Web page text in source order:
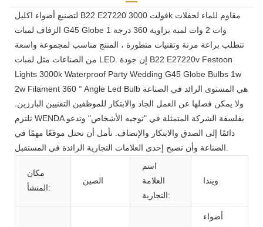
لتصنيع أضواء اكليل B22 E27220 فولت 3000k مقاوم للماء لحفلات
الزفاف لمبات G45 Globe 1 وات 2 وات لمبة بزاوية 360 درجة
تتطلب براعة مرنة وتقنيات متطورة ، المنتج مناسب لمجموعة واسعة
من الصناعات مثل لمبات LED. إن جودة B22 E27220v Festoon
Lights 3000k Waterproof Party Wedding G45 Globe Bulbs 1w
2w Filament 360 ° Angle Led Bulb هي المستوى الرائد في الصناعة
ولا يمكن فصلها عن العمل الجاد والابتكار للموظفين التقنيين البارزين.
تلتزم WENDA بفلسفة الشركة المتمثلة في "توجيه الأشخاص" وتدعو
دائمًا إلى الصدق والابتكار والإنصاف. نأمل أن نحتل موقعًا مهمًا في
مكان
المنشأ:
الصين
اسم
العلامة
التجارية:
ويندا
أضواء